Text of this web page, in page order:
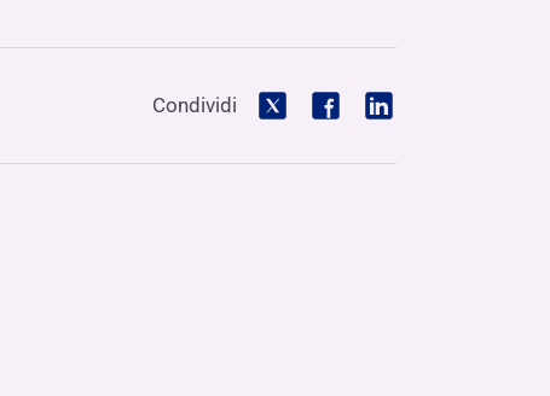
Hai bisogno di aiuto? Contattaci
Condividi